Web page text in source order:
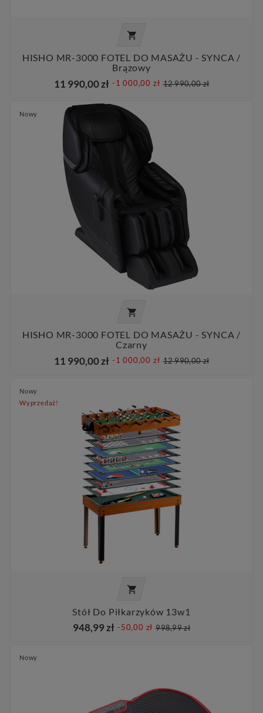

HISHO MR-3000 FOTEL DO MASAŻU - SYNCA /
Brązowy
11 990,00 zł -1 000,00 zł 12 990,00 zł
Nowy

HISHO MR-3000 FOTEL DO MASAŻU - SYNCA /
Czarny
11 990,00 zł -1 000,00 zł 12 990,00 zł
Nowy
Wyprzedaż!

Stół Do Piłkarzyków 13w1
948,99 zł -50,00 zł 998,99 zł
Nowy